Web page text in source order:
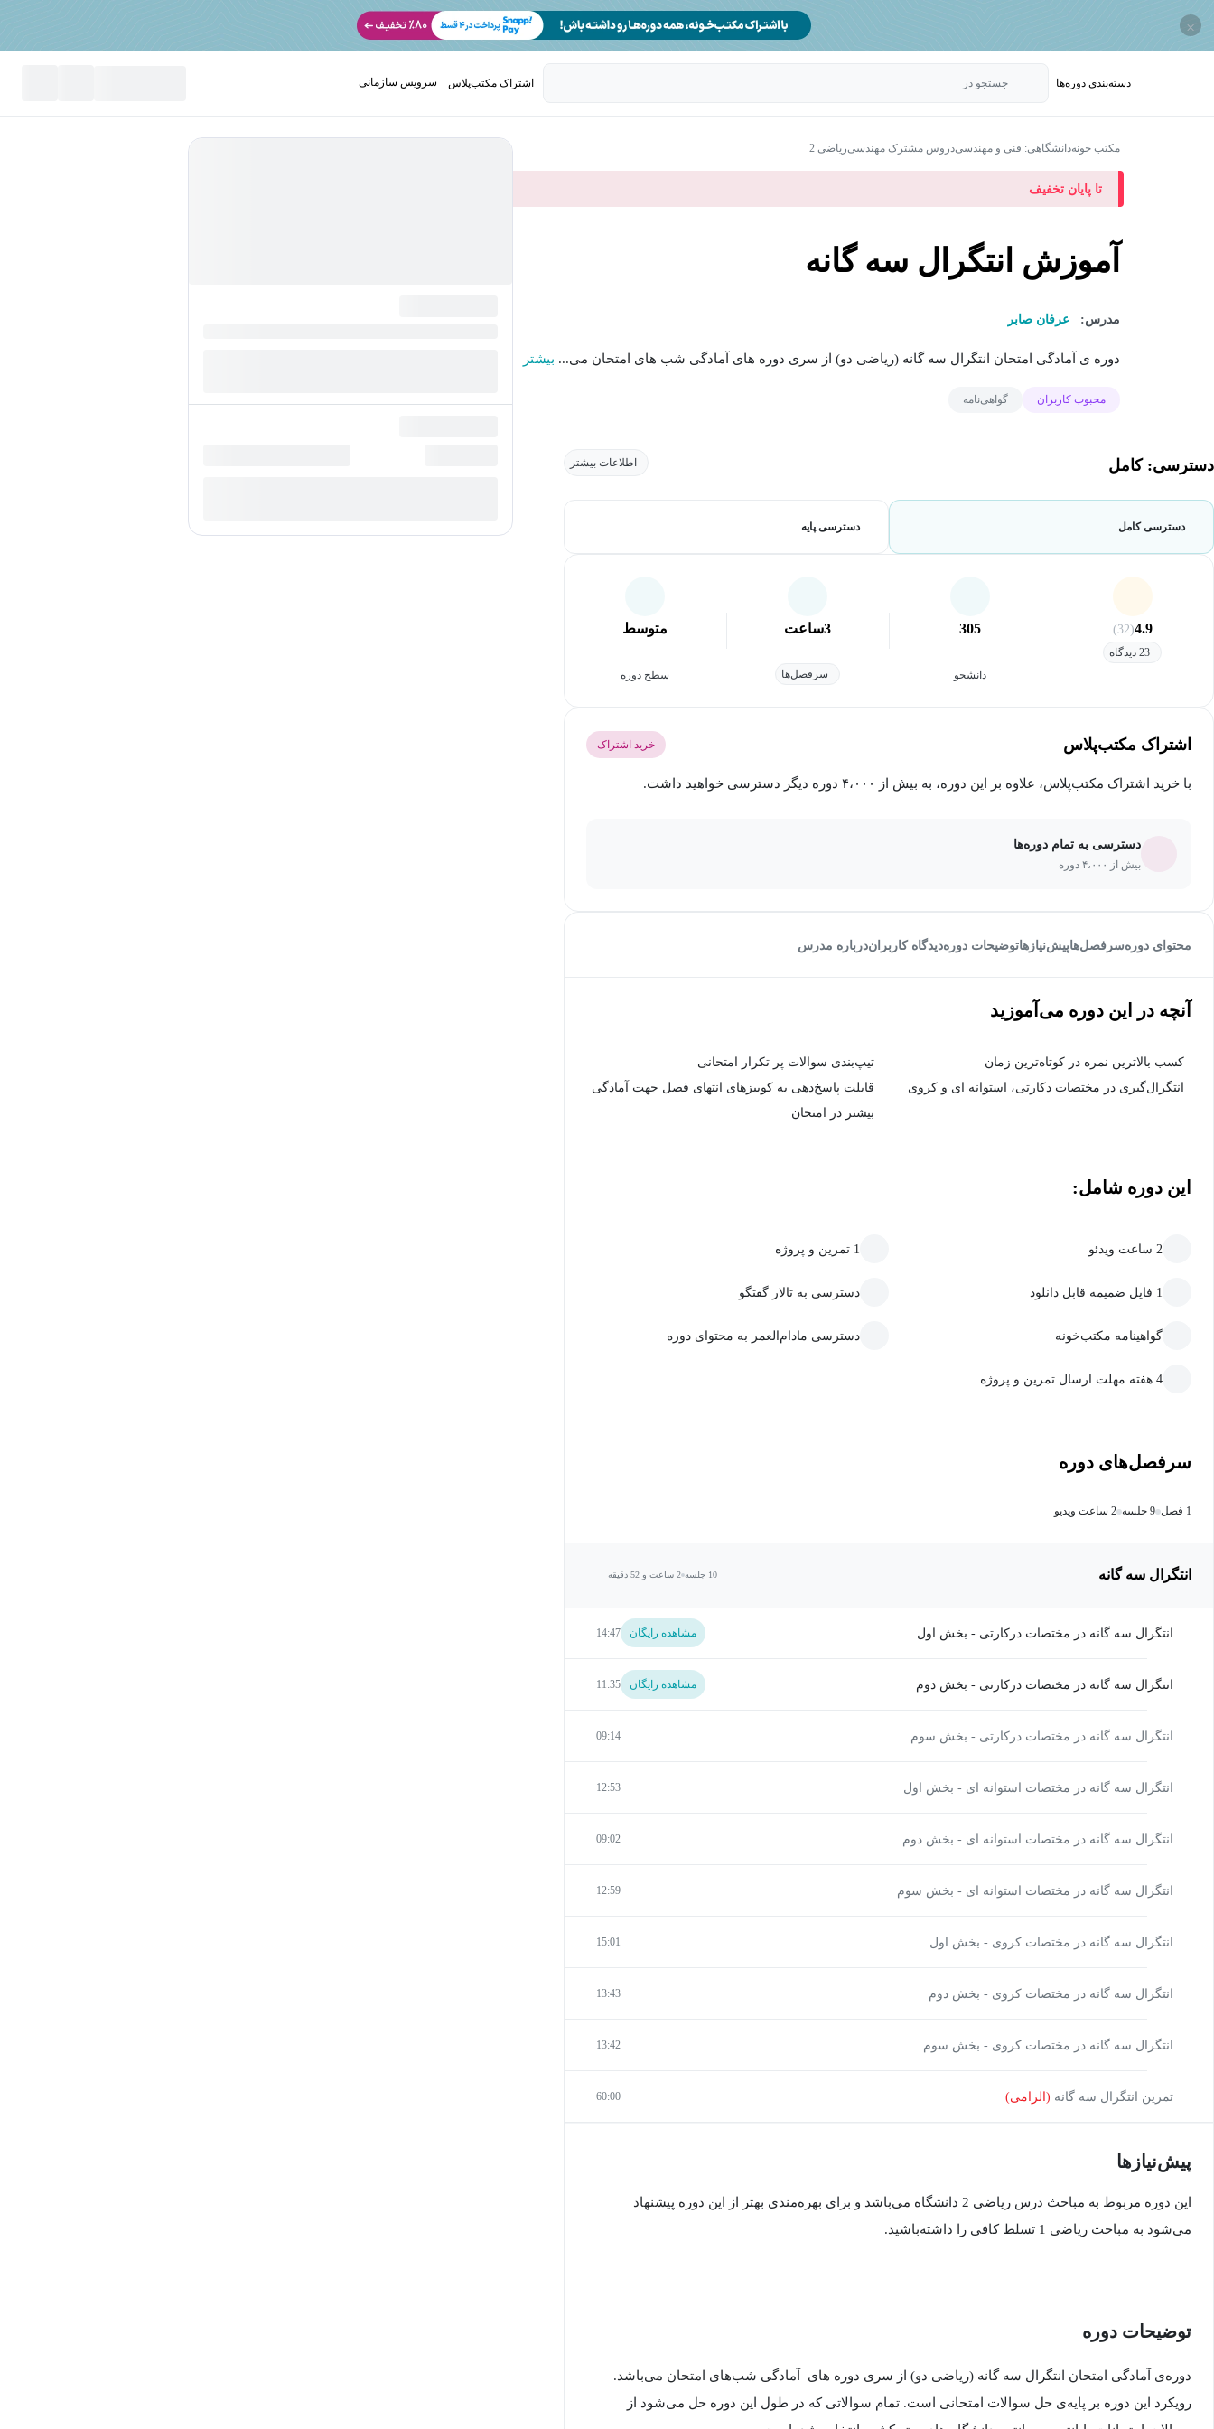
×
دسته‌بندی‌ دوره‌ها جستجو در اشتراک مکتب‌پلاس سرویس سازمانی
مکتب خونهدانشگاهی: فنی و مهندسیدروس مشترک مهندسیریاضی 2
تا پایان تخفیف
آموزش انتگرال سه گانه
مدرس: عرفان صابر
دوره ی آمادگی امتحان انتگرال سه گانه (ریاضی دو) از سری دوره های آمادگی شب های امتحان می... بیشتر
محبوب کاربران گواهی‌نامه
دسترسی: کامل اطلاعات بیشتر
دسترسی کامل دسترسی پایه
4.9
(32)
23 دیدگاه
305
دانشجو
3ساعت
سرفصل‌ها
متوسط
سطح دوره
اشتراک مکتب‌پلاس خرید اشتراک
با خرید اشتراک مکتب‌پلاس، علاوه بر این دوره، به بیش از ۴،۰۰۰ دوره دیگر دسترسی خواهید داشت.
دسترسی به تمام دوره‌ها
بیش از ۴،۰۰۰ دوره
محتوای دورهسرفصل‌هاپیش‌نیاز‌هاتوضیحات دورهدیدگاه کاربراندرباره مدرس
آنچه در این دوره می‌آموزید
کسب بالاترین نمره در کوتاه‌ترین زمان
تیپ‌بندی سوالات پر تکرار امتحانی
انتگرال‌گیری در مختصات دکارتی، استوانه ای و کروی
قابلت پاسخ‌دهی به کوییزهای انتهای فصل جهت آمادگی
بیشتر در امتحان
این دوره شامل:
2 ساعت ویدئو 1 تمرین و پروژه
1 فایل ضمیمه قابل دانلود دسترسی به تالار گفتگو
گواهینامه مکتب‌خونه دسترسی مادام‌العمر به محتوای دوره
4 هفته مهلت ارسال تمرین و پروژه
سرفصل‌های دوره
1 فصل 9 جلسه 2 ساعت ویدیو
انتگرال سه گانه 10 جلسه 2 ساعت و 52 دقیقه
انتگرال سه گانه در مختصات درکارتی - بخش اول مشاهده رایگان 14:47
انتگرال سه گانه در مختصات درکارتی - بخش دوم مشاهده رایگان 11:35
انتگرال سه گانه در مختصات درکارتی - بخش سوم 09:14
انتگرال سه گانه در مختصات استوانه ای - بخش اول 12:53
انتگرال سه گانه در مختصات استوانه ای - بخش دوم 09:02
انتگرال سه گانه در مختصات استوانه ای - بخش سوم 12:59
انتگرال سه گانه در مختصات کروی - بخش اول 15:01
انتگرال سه گانه در مختصات کروی - بخش دوم 13:43
انتگرال سه گانه در مختصات کروی - بخش سوم 13:42
تمرین انتگرال سه گانه (الزامی) 60:00
پیش‌نیاز‌ها
این دوره مربوط به مباحث درس ریاضی 2 دانشگاه می‌باشد و برای بهره‌مندی بهتر از این دوره پیشنهاد
می‌شود به مباحث ریاضی 1 تسلط کافی را داشته‌باشید.
توضیحات دوره
دوره‌ی آمادگی امتحان انتگرال سه گانه (ریاضی دو) از سری دوره های آمادگی شب‌های امتحان می‌باشد.
رویکرد این دوره بر پایه‌ی حل سوالات امتحانی است. تمام سوالاتی که در طول این دوره حل می‌شود از